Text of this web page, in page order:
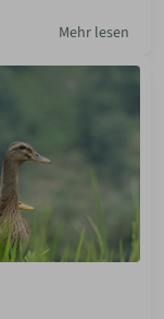
Mehr lesen